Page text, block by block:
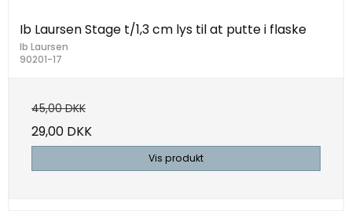
Ib Laursen Stage t/1,3 cm lys til at putte i flaske
Ib Laursen
90201-17
45,00 DKK
29,00 DKK
Vis produkt